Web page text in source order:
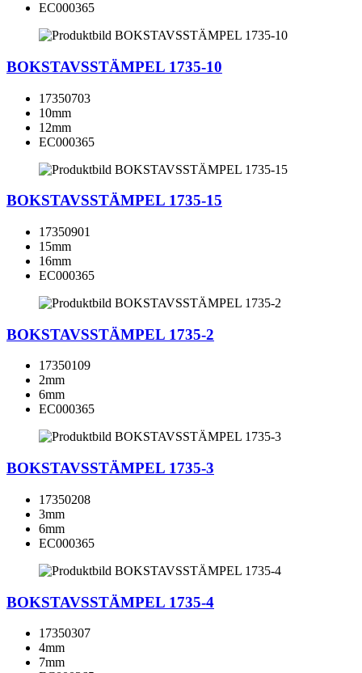
EC000365
BOKSTAVSSTÄMPEL 1735-10
17350703
10mm
12mm
EC000365
BOKSTAVSSTÄMPEL 1735-15
17350901
15mm
16mm
EC000365
BOKSTAVSSTÄMPEL 1735-2
17350109
2mm
6mm
EC000365
BOKSTAVSSTÄMPEL 1735-3
17350208
3mm
6mm
EC000365
BOKSTAVSSTÄMPEL 1735-4
17350307
4mm
7mm